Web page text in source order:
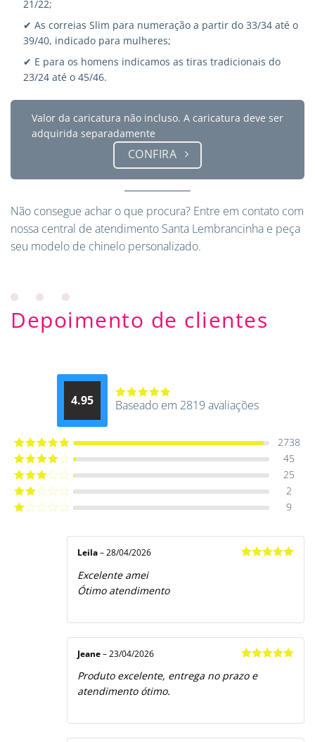
21/22;
✔ As correias Slim para numeração a partir do 33/34 até o
39/40, indicado para mulheres;
✔ E para os homens indicamos as tiras tradicionais do
23/24 até o 45/46.
Valor da caricatura não incluso. A caricatura deve ser
adquirida separadamente
CONFIRA
Não consegue achar o que procura? Entre em contato com
nossa central de atendimento Santa Lembrancinha e peça
seu modelo de chinelo personalizado.
Depoimento de clientes
4.95
Avaliação
Baseado em 2819 avaliações
Avaliação5
2738
Avaliação
45
Avaliação
25
Avaliação
2
9
Leila – 28/04/2026
Excelente amei
Ótimo atendimento
de 5
Jeane – 23/04/2026
Produto excelente, entrega no prazo e
atendimento ótimo.